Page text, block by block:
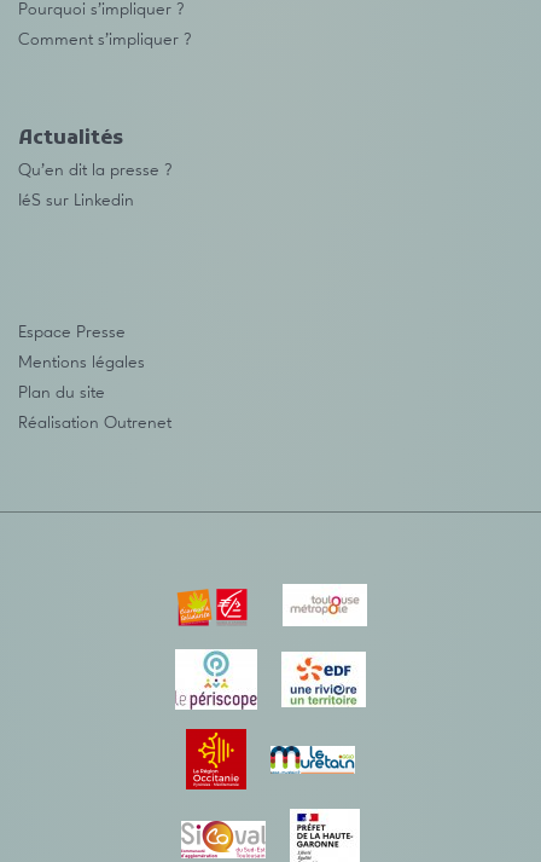
Pourquoi s’impliquer ?
Comment s’impliquer ?
Actualités
Qu’en dit la presse ?
IéS sur Linkedin
Espace Presse
Mentions légales
Plan du site
Réalisation Outrenet